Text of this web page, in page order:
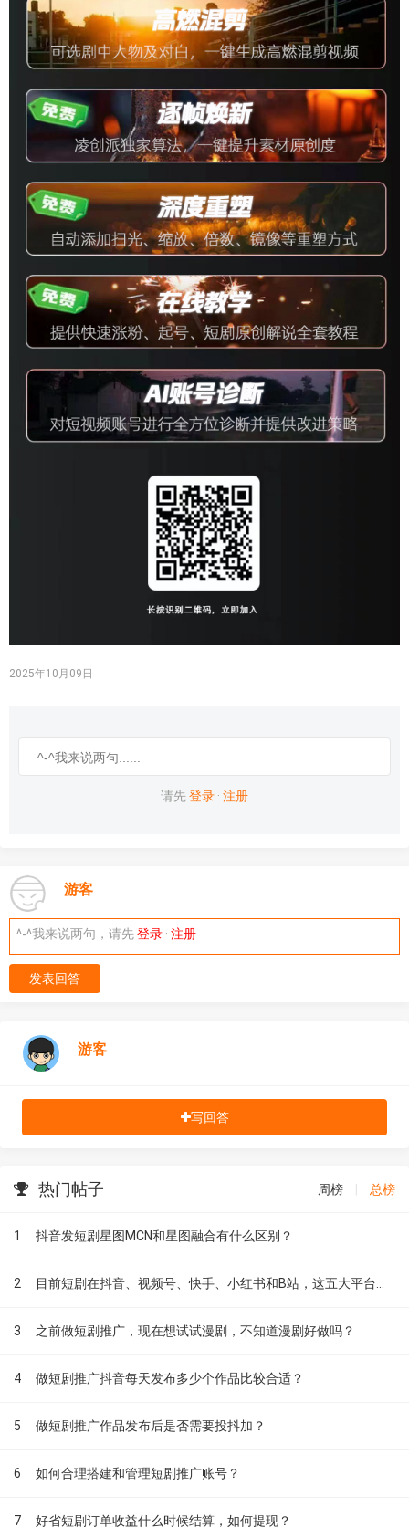
2025年10月09日
请先登录 · 注册
游客
^-^我来说两句，请先登录 · 注册
发表回答
游客
写回答
热门帖子 周榜 总榜
1 抖音发短剧星图MCN和星图融合有什么区别？
2
3 之前做短剧推广，现在想试试漫剧，不知道漫剧好做吗？
4 做短剧推广抖音每天发布多少个作品比较合适？
5 做短剧推广作品发布后是否需要投抖加？
6 如何合理搭建和管理短剧推广账号？
7 好省短剧订单收益什么时候结算，如何提现？